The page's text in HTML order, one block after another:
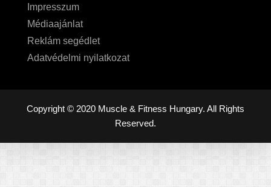
Impresszum
Médiaajánlat
Reklám segédlet
Adatvédelmi nyilatkozat
Copyright © 2020 Muscle & Fitness Hungary. All Rights
Reserved.